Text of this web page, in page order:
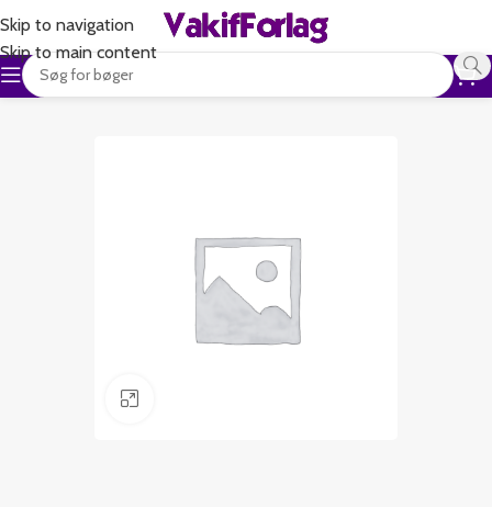
Skip to navigation
Skip to main content